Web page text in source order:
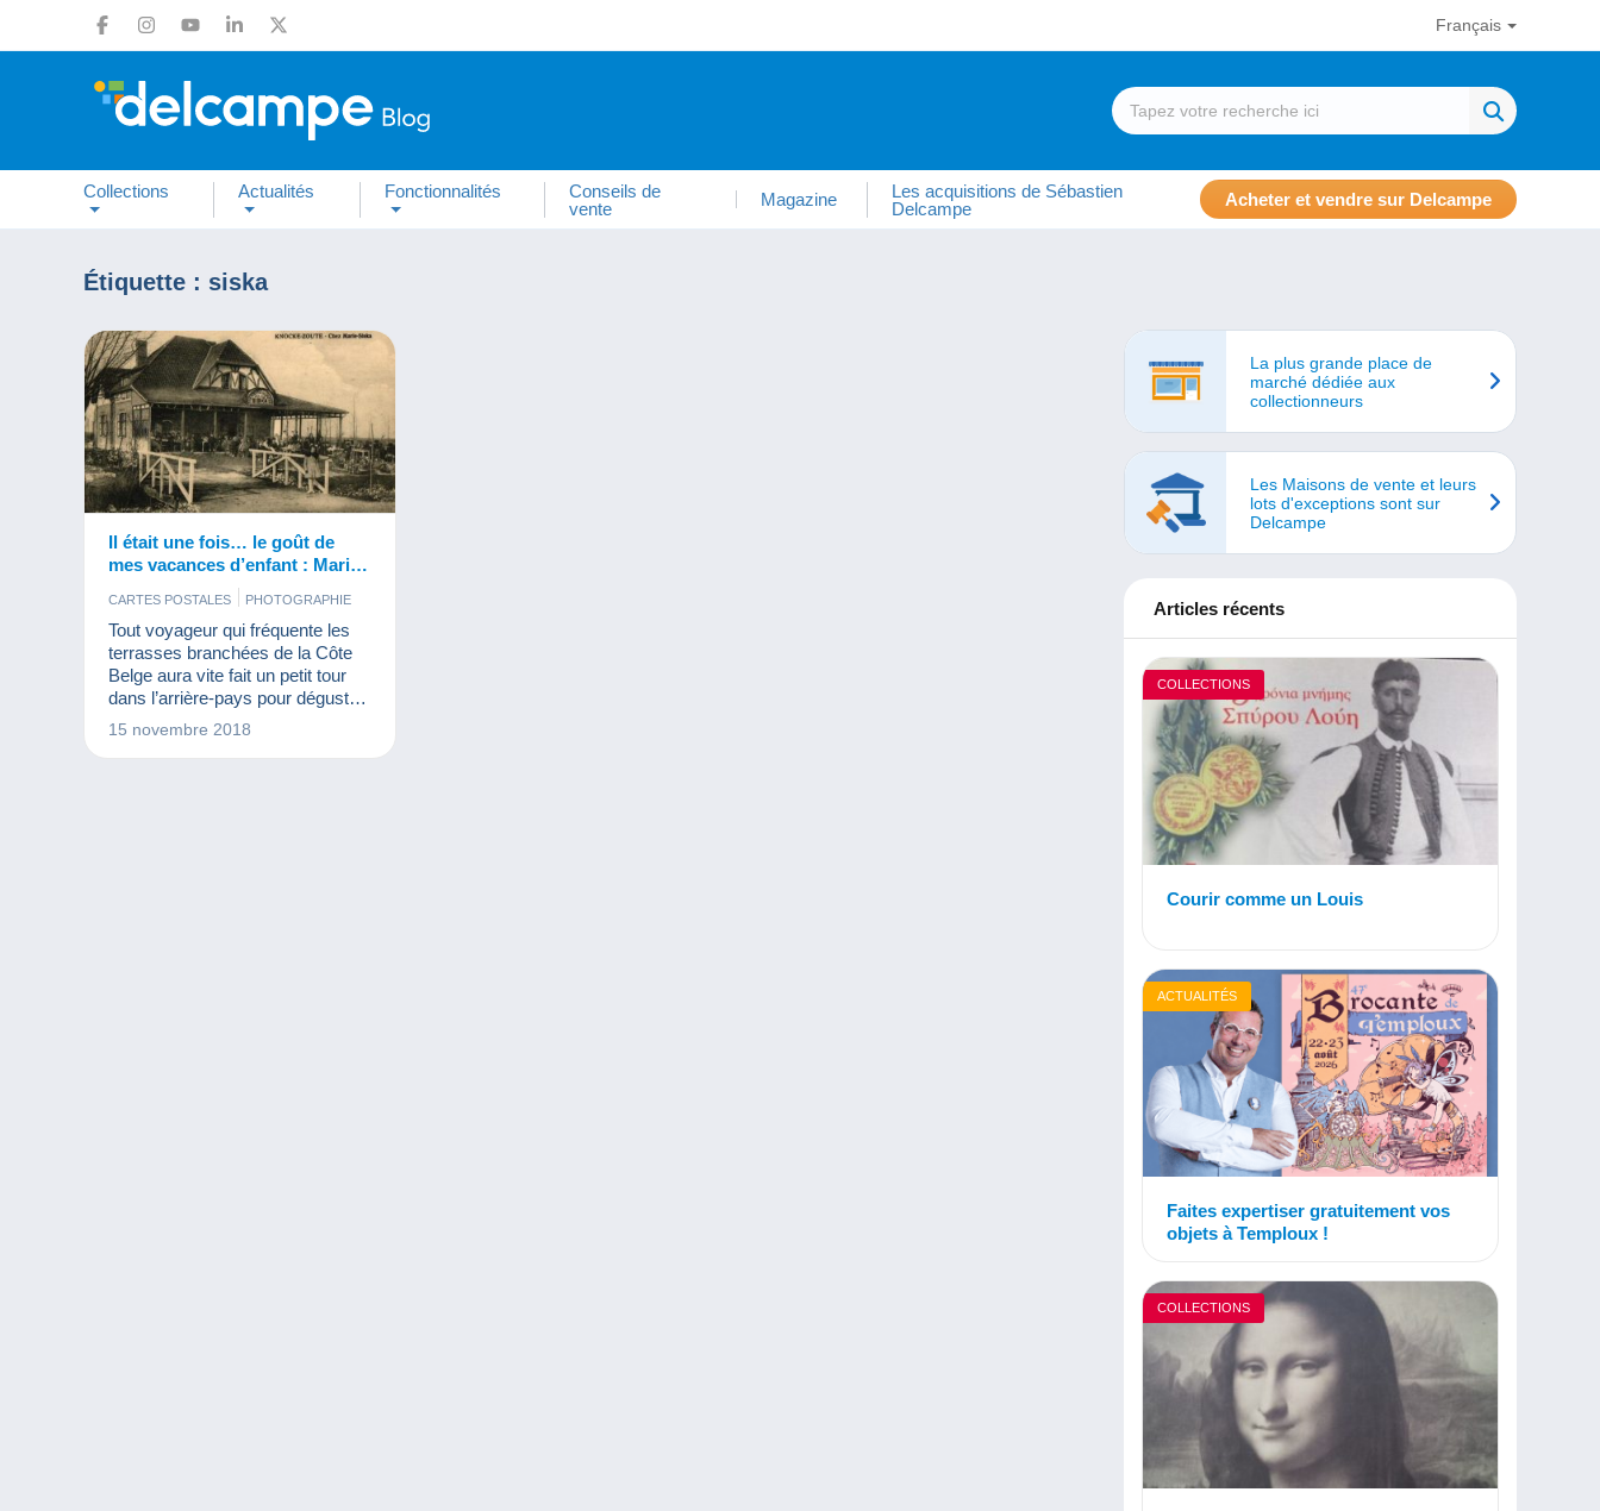
Français
Collections Actualités Fonctionnalités
Conseils de
vente
Magazine
Les acquisitions de Sébastien
Delcampe
Acheter et vendre sur Delcampe
Étiquette : siska
Il était une fois… le goût de
mes vacances d’enfant : Marie
CARTES POSTALES PHOTOGRAPHIE
Tout voyageur qui fréquente les
terrasses branchées de la Côte
Belge aura vite fait un petit tour
dans l’arrière-pays pour déguster
les excellentes gaufres de Marie
15 novembre 2018
La plus grande place de
marché dédiée aux
collectionneurs
Les Maisons de vente et leurs
lots d'exceptions sont sur
Delcampe
Articles récents
COLLECTIONS
Courir comme un Louis
ACTUALITÉS
Faites expertiser gratuitement vos
objets à Temploux !
COLLECTIONS